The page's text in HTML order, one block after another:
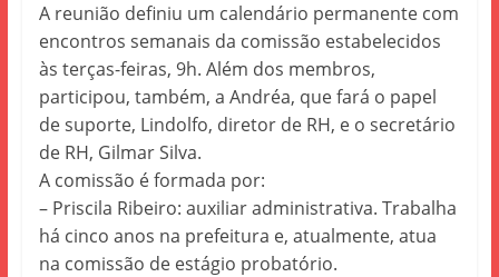
A reunião definiu um calendário permanente com
encontros semanais da comissão estabelecidos
às terças-feiras, 9h. Além dos membros,
participou, também, a Andréa, que fará o papel
de suporte, Lindolfo, diretor de RH, e o secretário
de RH, Gilmar Silva.
A comissão é formada por:
– Priscila Ribeiro: auxiliar administrativa. Trabalha
há cinco anos na prefeitura e, atualmente, atua
na comissão de estágio probatório.